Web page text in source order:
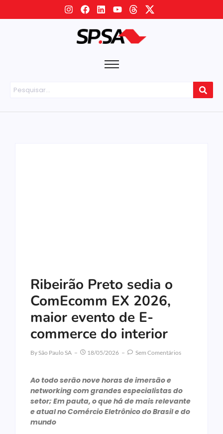
Ribeirão Preto sedia o
ComEcomm EX 2026,
maior evento de E-
commerce do interior
BySão Paulo SA 18/05/2026 Sem Comentários
Ao todo serão nove horas de imersão e
networking com grandes especialistas do
setor; Em pauta, o que há de mais relevante
e atual no Comércio Eletrônico do Brasil e do
mundo